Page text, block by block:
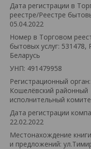
Дата регистрации в
реестре/Реестре
05.04.2022
Номер в Торговом
бытовых услуг: 531478,
Беларусь
УНП: 491479958
Регистрационный
Кошелёвский районный
исполнительный
Дата регистрации
22.02.2022
Местонахождение
и предложений: